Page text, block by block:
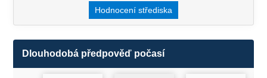
Hodnocení střediska
Dlouhodobá předpověď počasí